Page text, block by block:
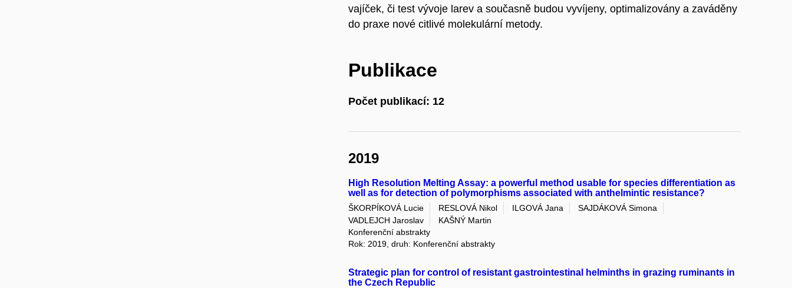
vajíček, či test vývoje larev a současně budou vyvíjeny, optimalizovány a zaváděny
do praxe nové citlivé molekulární metody.
Publikace
Počet publikací: 12
2019
High Resolution Melting Assay: a powerful method usable for species differentiation as
well as for detection of polymorphisms associated with anthelmintic resistance?
ŠKORPÍKOVÁ Lucie RESLOVÁ Nikol ILGOVÁ Jana
SAJDÁKOVÁ Simona
VADLEJCH Jaroslav
KAŠNÝ Martin
Konferenční abstrakty
Rok: 2019, druh: Konferenční abstrakty
Strategic plan for control of resistant gastrointestinal helminths in grazing ruminants in
the Czech Republic